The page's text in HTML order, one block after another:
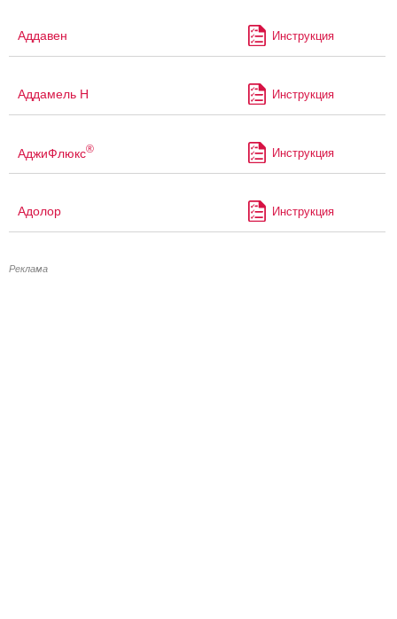
Аддавен Инструкция
Аддамель Н Инструкция
АджиФлюкс® Инструкция
Адолор Инструкция
Реклама